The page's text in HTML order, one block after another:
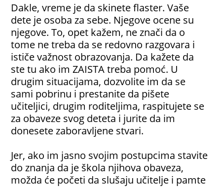
Dakle, vreme je da skinete flaster. Vaše
dete je osoba za sebe. Njegove ocene su
njegove. To, opet kažem, ne znači da o
tome ne treba da se redovno razgovara i
ističe važnost obrazovanja. Da kažete da
ste tu ako im ZAISTA treba pomoć. U
drugim situacijama, dozvolite im da se
sami pobrinu i prestanite da pišete
učiteljici, drugim roditeljima, raspitujete se
za obaveze svog deteta i jurite da im
donesete zaboravljene stvari.
Jer, ako im jasno svojim postupcima stavite
do znanja da je škola njihova obaveza,
možda će početi da slušaju učitelje i pamte